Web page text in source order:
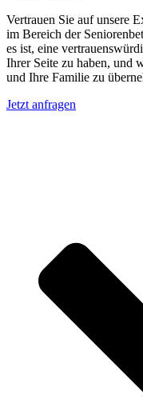
Vertrauen Sie auf unsere
im Bereich der
es ist, eine
Ihrer Seite zu haben, und
und Ihre Familie zu
Jetzt anfragen